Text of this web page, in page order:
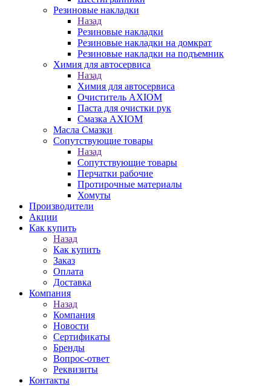
Резиновые накладки
Назад
Резиновые накладки
Резиновые накладки на домкрат
Резиновые накладки на подъемник
Химия для автосервиса
Назад
Химия для автосервиса
Очиститель AXIOM
Паста для очистки рук
Смазка AXIOM
Масла Смазки
Сопутствующие товары
Назад
Сопутствующие товары
Перчатки рабочие
Протирочные материалы
Хомуты
Производители
Акции
Как купить
Назад
Как купить
Заказ
Оплата
Доставка
Компания
Назад
Компания
Новости
Сертификаты
Бренды
Вопрос-ответ
Реквизиты
Контакты